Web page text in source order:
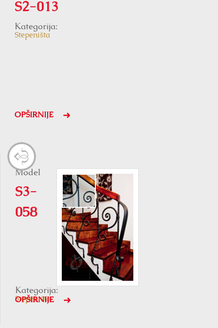
S2-013
Kategorija:
Stepeništa
OPŠIRNIJE
Model
S3-
058
Kategorija:
Stepeništa
OPŠIRNIJE